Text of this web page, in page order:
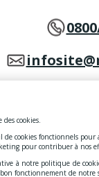
d'accessibilité
cookies.
de cookies fonctionnels
pour contribuer à nos
à notre politique de
fonctionnement de notre